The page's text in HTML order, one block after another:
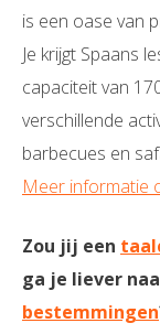
is een oase van
Je krijgt Spaans
capaciteit van
verschillende
barbecues en
Meer informatie
Zou jij een
ga je liever
bestemmingen